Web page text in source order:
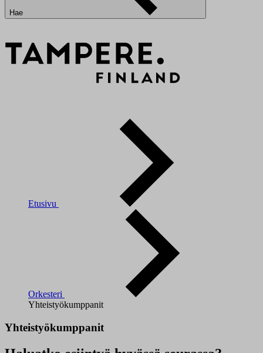
Hae
Etusivu
Orkesteri
Yhteistyökumppanit
Yhteistyökumppanit